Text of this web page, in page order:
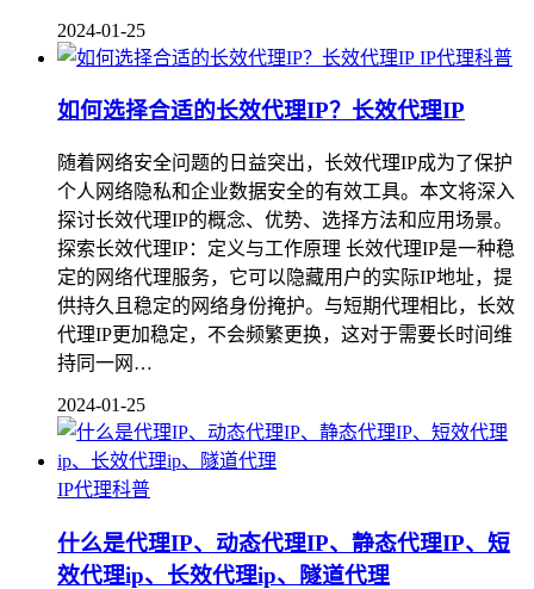
2024-01-25
IP代理科普
如何选择合适的长效代理IP？长效代理IP
随着网络安全问题的日益突出，长效代理IP成为了保护
个人网络隐私和企业数据安全的有效工具。本文将深入
探讨长效代理IP的概念、优势、选择方法和应用场景。
探索长效代理IP：定义与工作原理 长效代理IP是一种稳
定的网络代理服务，它可以隐藏用户的实际IP地址，提
供持久且稳定的网络身份掩护。与短期代理相比，长效
代理IP更加稳定，不会频繁更换，这对于需要长时间维
持同一网…
2024-01-25
IP代理科普
什么是代理IP、动态代理IP、静态代理IP、短
效代理ip、长效代理ip、隧道代理